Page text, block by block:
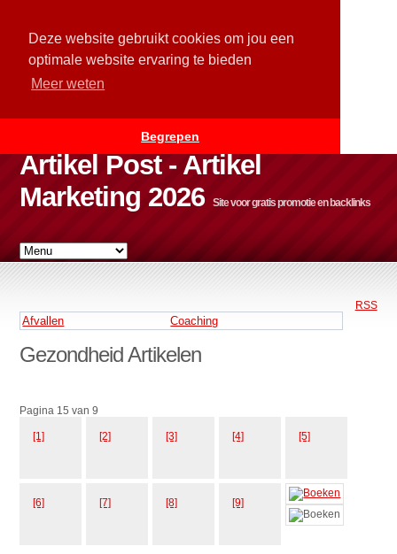
Deze website gebruikt cookies om jou een
optimale website ervaring te bieden
Meer weten
Begrepen
Artikel Post - Artikel
Marketing 2026
Site voor gratis promotie en backlinks
RSS
Afvallen Coaching
Gezondheid Artikelen
Pagina 15 van 9
[1] [2] [3] [4] [5]
[6] [7] [8] [9]